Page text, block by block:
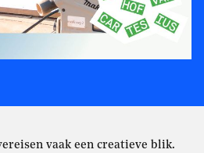
vaak een creatieve blik.